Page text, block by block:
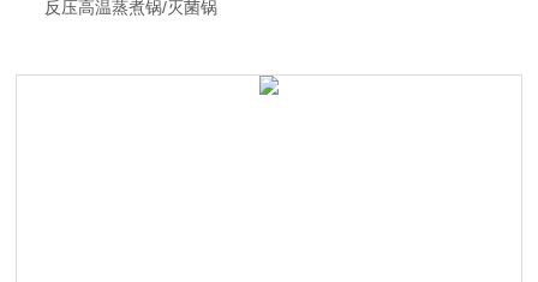
反压高温蒸煮锅/灭菌锅